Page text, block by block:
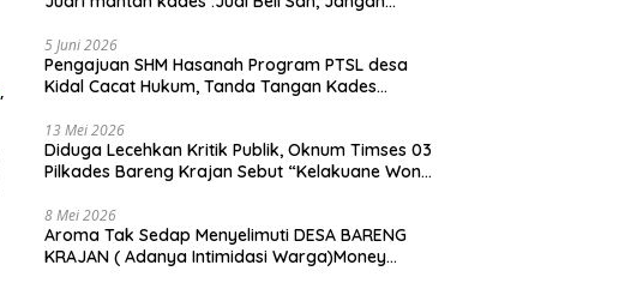
,
Membatalkan Hak Warga.
5 Juni 2026
Pengajuan SHM Hasanah Program PTSL desa
Kidal Cacat Hukum, Tanda Tangan Kades
13 Mei 2026
Diduga Lecehkan Kritik Publik, Oknum Timses 03
Pilkades Bareng Krajan Sebut “Kelakuane Wong
8 Mei 2026
Aroma Tak Sedap Menyelimuti DESA BARENG
KRAJAN ( Adanya Intimidasi Warga)Money